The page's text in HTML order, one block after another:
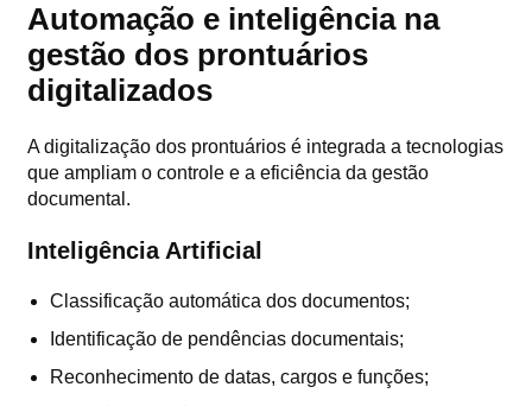
Automação e inteligência na
gestão dos prontuários
digitalizados
A digitalização dos prontuários é integrada a tecnologias
que ampliam o controle e a eficiência da gestão
documental.
Inteligência Artificial
Classificação automática dos documentos;
Identificação de pendências documentais;
Reconhecimento de datas, cargos e funções;